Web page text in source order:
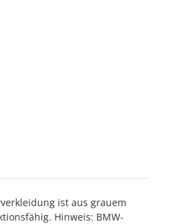
ist aus grauem
Hinweis: BMW-